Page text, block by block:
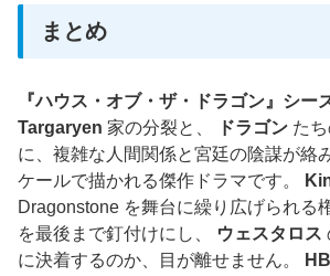
まとめ
『ハウス・オブ・ザ・ドラゴン』シー
Targaryen 家の分裂と、 ドラゴン た
に、複雑な人間関係と宮廷の陰謀が絡
ケールで描かれる傑作ドラマです。
Dragonstone を舞台に繰り広げられる
を最後まで釘付けにし、
ウェスタロス
に決着するのか、目が離せません。